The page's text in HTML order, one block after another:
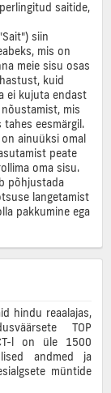
saitide,
siin
mis on
meie sisu osas
kuid
ei kujuta endast
mis
eesmärgil.
ainuüksi omal
peate
oma sisu.
põhjustada
langetamist
pakkumine ega
hindu reaalajas,
TOP
l on üle 1500
andmed ja
müntide